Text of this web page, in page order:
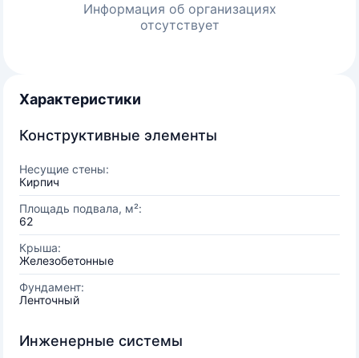
Информация об организациях
отсутствует
Характеристики
Конструктивные элементы
Несущие стены:
Кирпич
Площадь подвала, м²:
62
Крыша:
Железобетонные
Фундамент:
Ленточный
Инженерные системы